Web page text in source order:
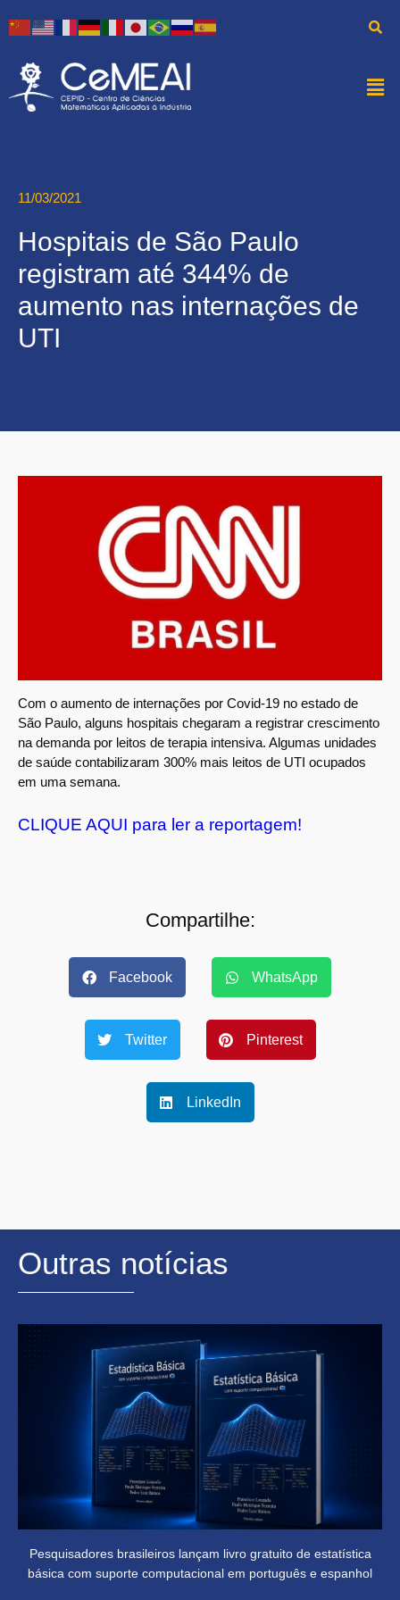
11/03/2021
Hospitais de São Paulo
registram até 344% de
aumento nas internações de
UTI
Com o aumento de internações por Covid-19 no estado de
São Paulo, alguns hospitais chegaram a registrar crescimento
na demanda por leitos de terapia intensiva. Algumas unidades
de saúde contabilizaram 300% mais leitos de UTI ocupados
em uma semana.
CLIQUE AQUI para ler a reportagem!
Compartilhe:
Facebook WhatsApp
Twitter Pinterest
LinkedIn
Outras notícias
Pesquisadores brasileiros lançam livro gratuito de estatística
básica com suporte computacional em português e espanhol